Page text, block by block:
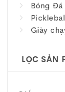
Bóng Đá
Giày
LỌC SẢN